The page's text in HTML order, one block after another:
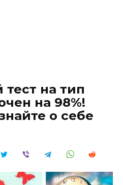
на тип
на 98%!
о себе